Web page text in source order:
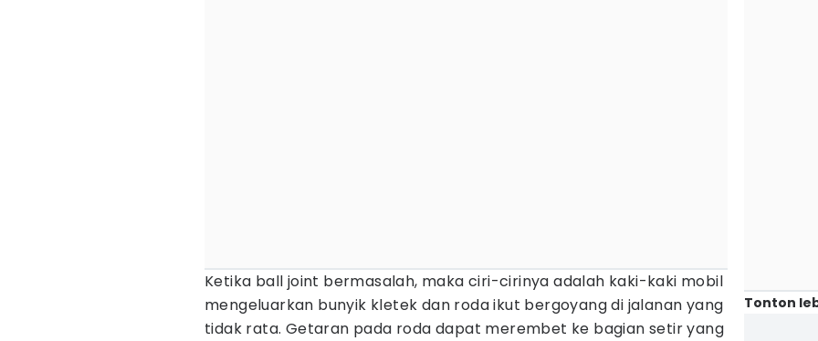
Ketika ball joint bermasalah, maka ciri-cirinya adalah kaki-kaki mobil
mengeluarkan bunyik kletek dan roda ikut bergoyang di jalanan yang
tidak rata. Getaran pada roda dapat merembet ke bagian setir yang
Tonton